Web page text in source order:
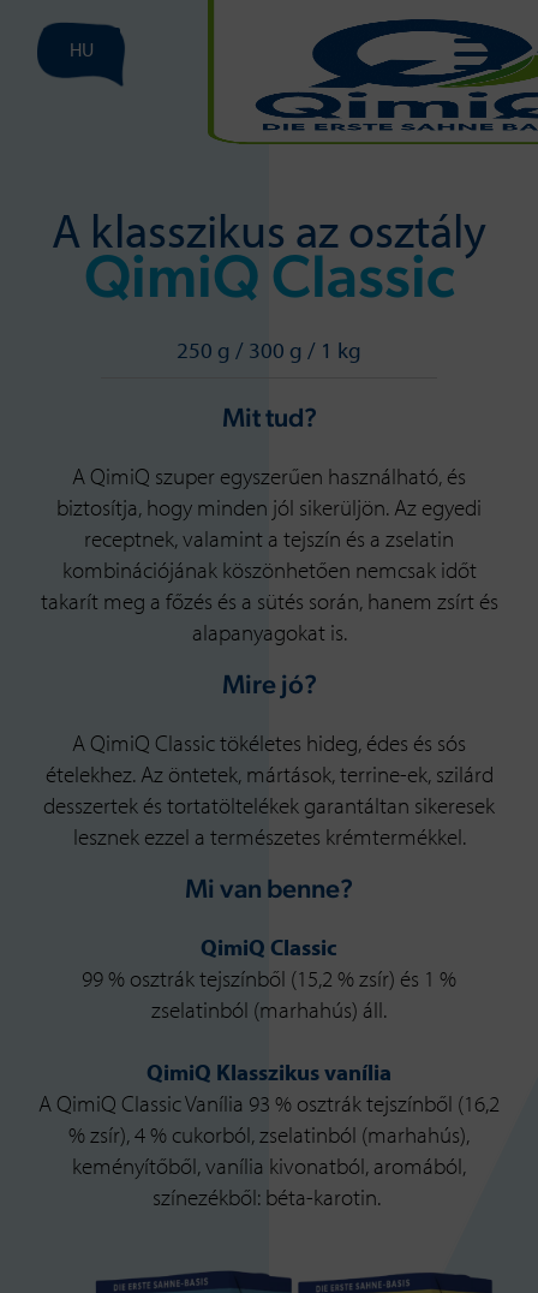
HU
A klasszikus az osztály
QimiQ Classic
250 g / 300 g / 1 kg
Mit tud?
A QimiQ szuper egyszerűen használható, és
biztosítja, hogy minden jól sikerüljön. Az egyedi
receptnek, valamint a tejszín és a zselatin
kombinációjának köszönhetően nemcsak időt
takarít meg a főzés és a sütés során, hanem zsírt és
alapanyagokat is.
Mire jó?
A QimiQ Classic tökéletes hideg, édes és sós
ételekhez. Az öntetek, mártások, terrine-ek, szilárd
desszertek és tortatöltelékek garantáltan sikeresek
lesznek ezzel a természetes krémtermékkel.
Mi van benne?
QimiQ Classic
99 % osztrák tejszínből (15,2 % zsír) és 1 %
zselatinból (marhahús) áll.
QimiQ Klasszikus vanília
A QimiQ Classic Vanília 93 % osztrák tejszínből (16,2
% zsír), 4 % cukorból, zselatinból (marhahús),
keményítőből, vanília kivonatból, aromából,
színezékből: béta-karotin.